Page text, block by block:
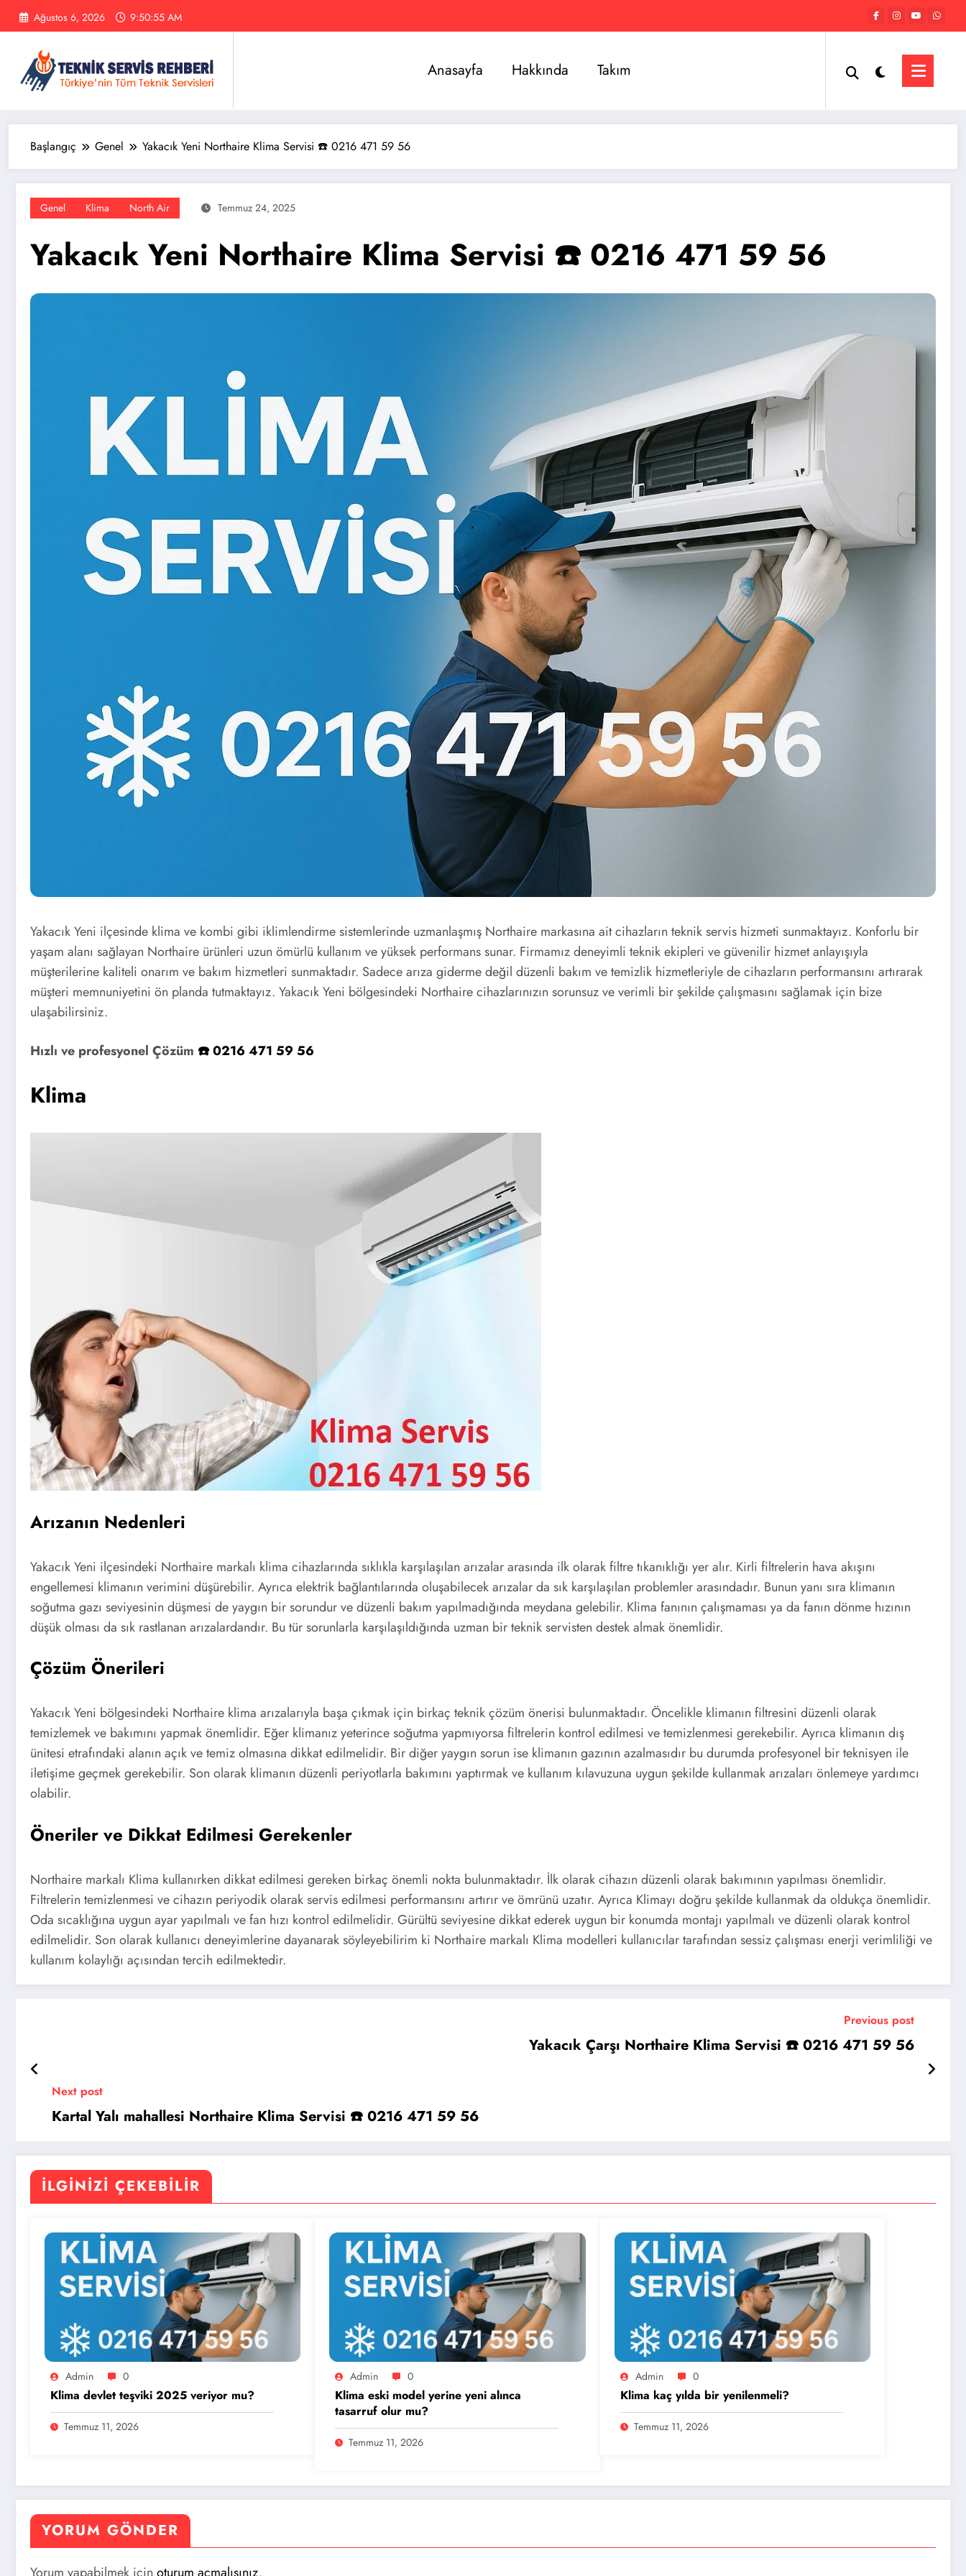
İçeriğe
Ağustos 6, 2026 9:50:56 AM
Anasayfa Hakkında Takım
Başlangıç Genel Yakacık Yeni Northaire Klima Servisi ☎️ 0216 471 59 56
Genel Klima North Air Temmuz 24, 2025
Yakacık Yeni Northaire Klima Servisi ☎️ 0216 471 59 56
Yakacık Yeni ilçesinde klima ve kombi gibi iklimlendirme sistemlerinde uzmanlaşmış Northaire markasına ait cihazların teknik servis hizmeti sunmaktayız. Konforlu bir
yaşam alanı sağlayan Northaire ürünleri uzun ömürlü kullanım ve yüksek performans sunar. Firmamız deneyimli teknik ekipleri ve güvenilir hizmet anlayışıyla
müşterilerine kaliteli onarım ve bakım hizmetleri sunmaktadır. Sadece arıza giderme değil düzenli bakım ve temizlik hizmetleriyle de cihazların performansını artırarak
müşteri memnuniyetini ön planda tutmaktayız. Yakacık Yeni bölgesindeki Northaire cihazlarınızın sorunsuz ve verimli bir şekilde çalışmasını sağlamak için bize
ulaşabilirsiniz.
Hızlı ve profesyonel Çözüm ☎️ 0216 471 59 56
Klima
Arızanın Nedenleri
Yakacık Yeni ilçesindeki Northaire markalı klima cihazlarında sıklıkla karşılaşılan arızalar arasında ilk olarak filtre tıkanıklığı yer alır. Kirli filtrelerin hava akışını
engellemesi klimanın verimini düşürebilir. Ayrıca elektrik bağlantılarında oluşabilecek arızalar da sık karşılaşılan problemler arasındadır. Bunun yanı sıra klimanın
soğutma gazı seviyesinin düşmesi de yaygın bir sorundur ve düzenli bakım yapılmadığında meydana gelebilir. Klima fanının çalışmaması ya da fanın dönme hızının
düşük olması da sık rastlanan arızalardandır. Bu tür sorunlarla karşılaşıldığında uzman bir teknik servisten destek almak önemlidir.
Çözüm Önerileri
Yakacık Yeni bölgesindeki Northaire klima arızalarıyla başa çıkmak için birkaç teknik çözüm önerisi bulunmaktadır. Öncelikle klimanın filtresini düzenli olarak
temizlemek ve bakımını yapmak önemlidir. Eğer klimanız yeterince soğutma yapmıyorsa filtrelerin kontrol edilmesi ve temizlenmesi gerekebilir. Ayrıca klimanın dış
ünitesi etrafındaki alanın açık ve temiz olmasına dikkat edilmelidir. Bir diğer yaygın sorun ise klimanın gazının azalmasıdır bu durumda profesyonel bir teknisyen ile
iletişime geçmek gerekebilir. Son olarak klimanın düzenli periyotlarla bakımını yaptırmak ve kullanım kılavuzuna uygun şekilde kullanmak arızaları önlemeye yardımcı
olabilir.
Öneriler ve Dikkat Edilmesi Gerekenler
Northaire markalı Klima kullanırken dikkat edilmesi gereken birkaç önemli nokta bulunmaktadır. İlk olarak cihazın düzenli olarak bakımının yapılması önemlidir.
Filtrelerin temizlenmesi ve cihazın periyodik olarak servis edilmesi performansını artırır ve ömrünü uzatır. Ayrıca Klimayı doğru şekilde kullanmak da oldukça önemlidir.
Oda sıcaklığına uygun ayar yapılmalı ve fan hızı kontrol edilmelidir. Gürültü seviyesine dikkat ederek uygun bir konumda montajı yapılmalı ve düzenli olarak kontrol
edilmelidir. Son olarak kullanıcı deneyimlerine dayanarak söyleyebilirim ki Northaire markalı Klima modelleri kullanıcılar tarafından sessiz çalışması enerji verimliliği ve
kullanım kolaylığı açısından tercih edilmektedir.
Previous post
Yakacık Çarşı Northaire Klima Servisi ☎️ 0216 471 59 56
Next post
Kartal Yalı mahallesi Northaire Klima Servisi ☎️ 0216 471 59 56
İLGINIZI ÇEKEBILIR
Admin 0
Klima devlet teşviki 2025 veriyor mu?
Temmuz 11, 2026
Admin 0
Klima eski model yerine yeni alınca
tasarruf olur mu?
Temmuz 11, 2026
Admin 0
Klima kaç yılda bir yenilenmeli?
Temmuz 11, 2026
YORUM GÖNDER